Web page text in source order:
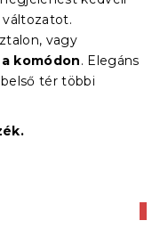
változatot.
vagy
komódon. Elegáns
tér többi